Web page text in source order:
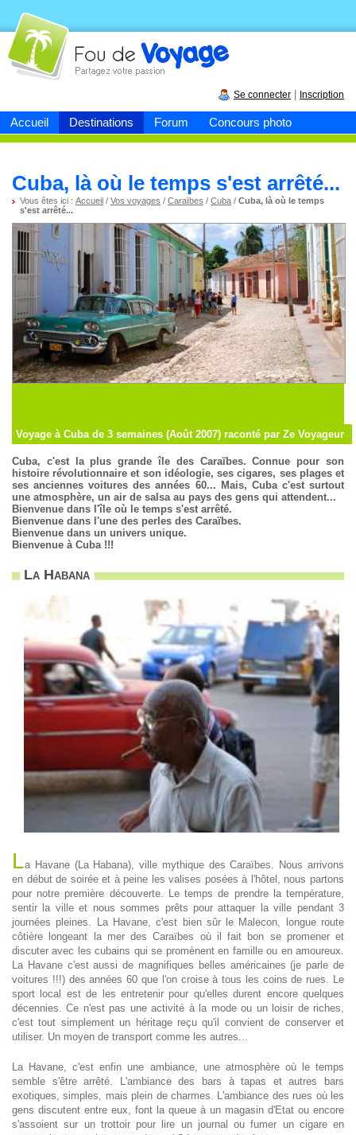
Accueil Destinations Forum Concours photo
Fou devoyage
Se connecter Inscription
Cuba, là où le temps s'est arrêté...
Vous êtes ici : Accueil / Vos voyages / Caraïbes / Cuba / Cuba, là où le temps
s'est arrêté...
Cuba, c'est la plus grande île des Caraïbes. Connue pour son
histoire révolutionnaire et son idéologie, ses cigares, ses plages et
ses anciennes voitures des années 60... Mais, Cuba c'est surtout
une atmosphère, un air de salsa au pays des gens qui attendent...
Bienvenue dans l'île où le temps s'est arrêté.
Bienvenue dans l'une des perles des Caraïbes.
Bienvenue dans un univers unique.
Bienvenue à Cuba !!!
Voyage à Cuba de 3 semaines (Août 2007) raconté par Ze Voyageur
La Habana
La Havane (La Habana), ville mythique des Caraïbes. Nous arrivons
en début de soirée et à peine les valises posées à l'hôtel, nous partons
pour notre première découverte. Le temps de prendre la température,
sentir la ville et nous sommes prêts pour attaquer la ville pendant 3
journées pleines. La Havane, c'est bien sûr le Malecon, longue route
côtière longeant la mer des Caraïbes où il fait bon se promener et
discuter avec les cubains qui se promènent en famille ou en amoureux.
La Havane c'est aussi de magnifiques belles américaines (je parle de
voitures !!!) des années 60 que l'on croise à tous les coins de rues. Le
sport local est de les entretenir pour qu'elles durent encore quelques
décennies. Ce n'est pas une activité à la mode ou un loisir de riches,
c'est tout simplement un héritage reçu qu'il convient de conserver et
utiliser. Un moyen de transport comme les autres...
La Havane, c'est enfin une ambiance, une atmosphère où le temps
semble s'être arrêté. L'ambiance des bars à tapas et autres bars
exotiques, simples, mais plein de charmes. L'ambiance des rues où les
gens discutent entre eux, font la queue à un magasin d'Etat ou encore
s'assoient sur un trottoir pour lire un journal ou fumer un cigare en